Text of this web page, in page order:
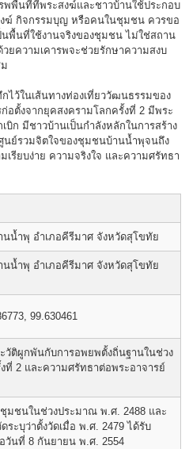
รพพื้นที่ที่พระสงฆ์และชาวบ้านใช้ประกอบ
ฆ์ กิจกรรมบุญ หรือคนในชุมชน ควรขอ
นพื้นที่ใช้งานจริงของชุมชน ไม่ใช่สถาน
ยความเคารพจะช่วยรักษาความสงบ
ไว้ในเส้นทางท่องเที่ยววัฒนธรรมของ
ก่อตั้งจากยุคสงครามโลกครั้งที่ 2 มีพระ
บิก มีชาวบ้านเป็นกำลังหลักในการสร้าง
นย์รวมจิตใจของชุมชนบ้านน้ำพุจนถึง
รียบง่าย ความจริงใจ และความศรัทธา
น้ำพุ อำเภอคีรีมาศ จังหวัดสุโขทัย
น้ำพุ อำเภอคีรีมาศ จังหวัดสุโขทัย
99.630461
ติผูกพันกับการอพยพตั้งถิ่นฐานในช่วง
ที่ 2 และความศรัทธาต่อพระอาจารย์
มชนในช่วงประมาณ พ.ศ. 2488 และ
ระบุว่าตั้งวัดเมื่อ พ.ศ. 2479 ได้รับ
วันที่ 8 กันยายน พ.ศ. 2554